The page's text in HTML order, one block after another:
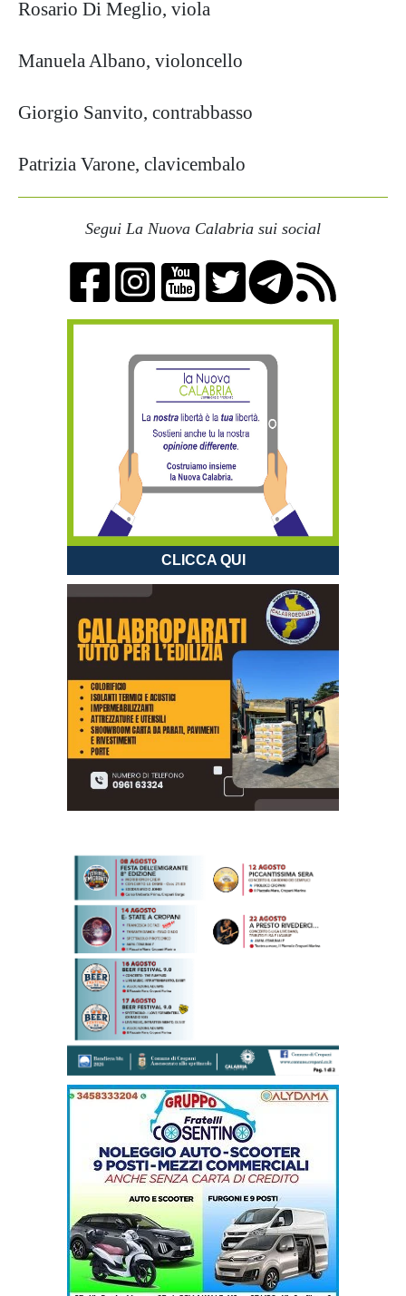
Rosario Di Meglio, viola
Manuela Albano, violoncello
Giorgio Sanvito, contrabbasso
Patrizia Varone, clavicembalo
Segui La Nuova Calabria sui social
CLICCA QUI